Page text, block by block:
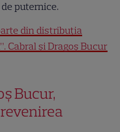
puternice.
din distribuția
Cabral și Dragoș Bucur
Bucur,